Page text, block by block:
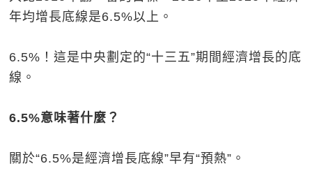
年均增長底線是6.5%以上。
6.5%！這是中央劃定的“十三五”期間經濟增長的底
線。
6.5%意味著什麼？
關於“6.5%是經濟增長底線”早有“預熱”。